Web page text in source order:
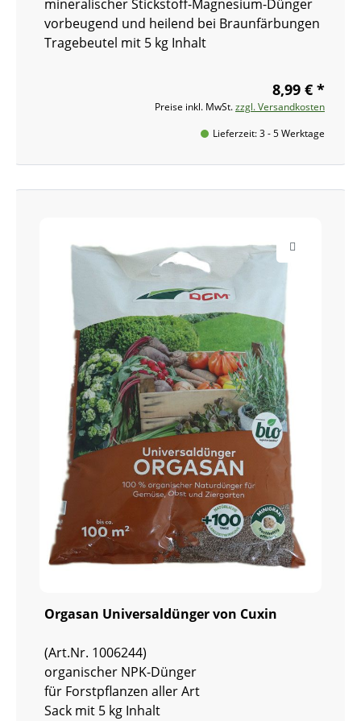
mineralischer Stickstoff-Magnesium-Dünger
vorbeugend und heilend bei Braunfärbungen
Tragebeutel mit 5 kg Inhalt
8,99 € *
Preise inkl. MwSt.zzgl. Versandkosten
Lieferzeit: 3 - 5 Werktage
Orgasan Universaldünger von Cuxin
(Art.Nr. 1006244)
organischer NPK-Dünger
für Forstpflanzen aller Art
Sack mit 5 kg Inhalt